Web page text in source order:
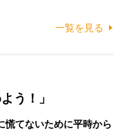
一覧を見る
う！」
慌てないために平時から